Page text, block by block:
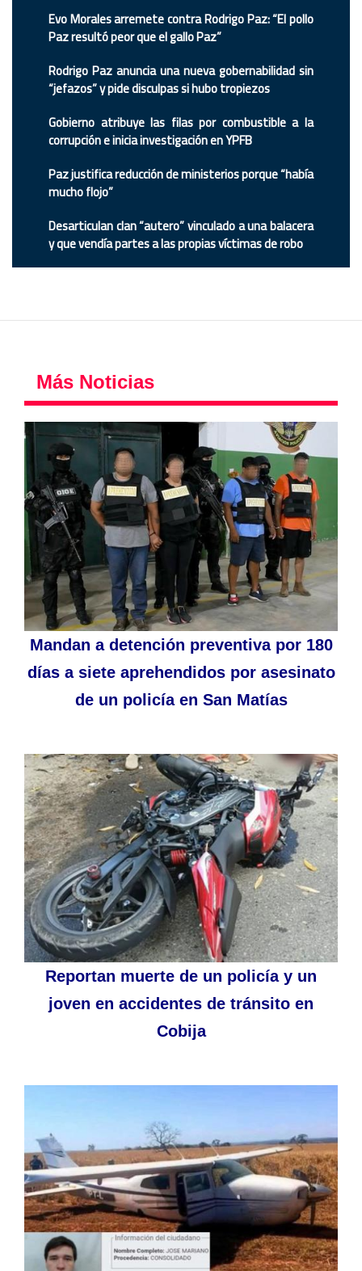
Evo Morales arremete contra Rodrigo Paz: “El pollo
Paz resultó peor que el gallo Paz”
Rodrigo Paz anuncia una nueva gobernabilidad sin
“jefazos” y pide disculpas si hubo tropiezos
Gobierno atribuye las filas por combustible a la
corrupción e inicia investigación en YPFB
Paz justifica reducción de ministerios porque “había
mucho flojo”
Desarticulan clan “autero” vinculado a una balacera
y que vendía partes a las propias víctimas de robo
Más Noticias
Mandan a detención preventiva por 180
días a siete aprehendidos por asesinato
de un policía en San Matías
Reportan muerte de un policía y un
joven en accidentes de tránsito en
Cobija